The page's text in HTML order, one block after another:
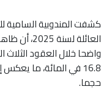
كشفت المندوبية
العائلة
16.8 في المائة، ما
حجما.